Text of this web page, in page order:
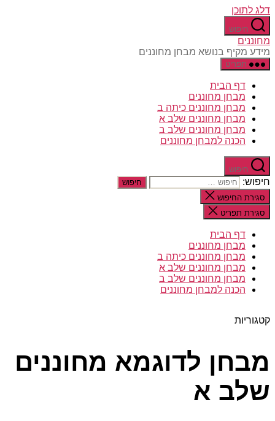
דלג לתוכן
חיפוש
מחוננים
מידע מקיף בנושא מבחן מחוננים
תפריט
דף הבית
מבחן מחוננים
מבחן מחוננים כיתה ב
מבחן מחוננים שלב א
מבחן מחוננים שלב ב
הכנה למבחן מחוננים
חיפוש
חיפוש:
סגירת החיפוש
סגירת תפריט
דף הבית
מבחן מחוננים
מבחן מחוננים כיתה ב
מבחן מחוננים שלב א
מבחן מחוננים שלב ב
הכנה למבחן מחוננים
קטגוריות
מבחן לדוגמא מחוננים
שלב א